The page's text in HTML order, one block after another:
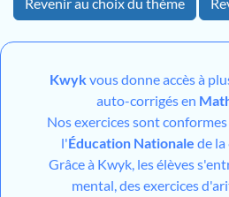
Kwykvous donne accès à
auto-corrigés en
Nos exercices sont
l'Éducation Nationale de la
Grâce à Kwyk, les élèves
mental, des exercices